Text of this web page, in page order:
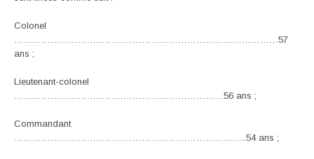
Colonel
……………………………………………………………………………57
ans ;
Lieutenant-colonel
……………………………………………………………56 ans ;
Commandant
…………………………………………………………………..54 ans ;